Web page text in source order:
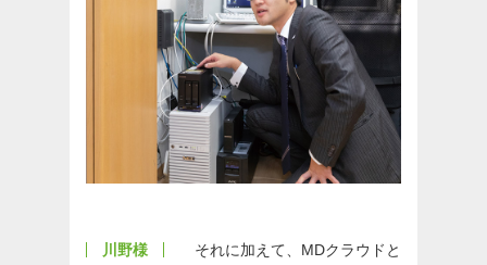
川野様
それに加えて、MDクラウドと